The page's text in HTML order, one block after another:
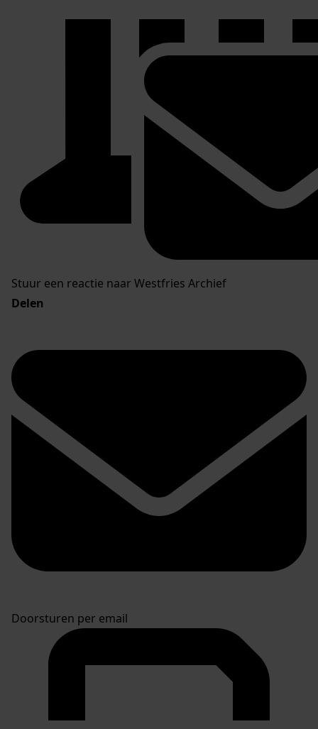
Stuur een reactie naar Westfries Archief
Delen
Doorsturen per email